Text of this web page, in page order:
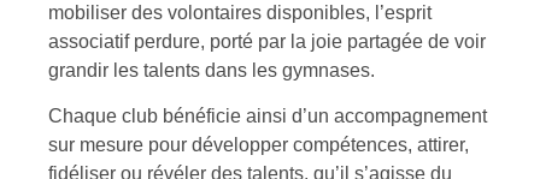
mobiliser des volontaires disponibles, l’esprit
associatif perdure, porté par la joie partagée de voir
grandir les talents dans les gymnases.
Chaque club bénéficie ainsi d’un accompagnement
sur mesure pour développer compétences, attirer,
fidéliser ou révéler des talents, qu’il s’agisse du